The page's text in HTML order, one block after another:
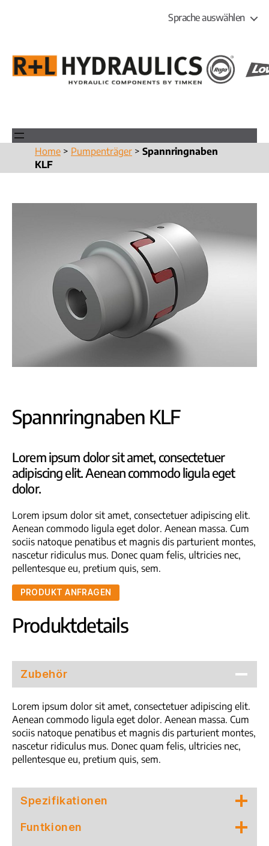
Sprache auswählen
Home > Pumpenträger > Spannringnaben
KLF
Spannringnaben KLF
Lorem ipsum dolor sit amet, consectetuer
adipiscing elit. Aenean commodo ligula eget
dolor.
Lorem ipsum dolor sit amet, consectetuer adipiscing elit.
Aenean commodo ligula eget dolor. Aenean massa. Cum
sociis natoque penatibus et magnis dis parturient montes,
nascetur ridiculus mus. Donec quam felis, ultricies nec,
pellentesque eu, pretium quis, sem.
PRODUKT ANFRAGEN
Produktdetails
Zubehör
Lorem ipsum dolor sit amet, consectetuer adipiscing elit.
Aenean commodo ligula eget dolor. Aenean massa. Cum
sociis natoque penatibus et magnis dis parturient montes,
nascetur ridiculus mus. Donec quam felis, ultricies nec,
pellentesque eu, pretium quis, sem.
Spezifikationen
Funtkionen